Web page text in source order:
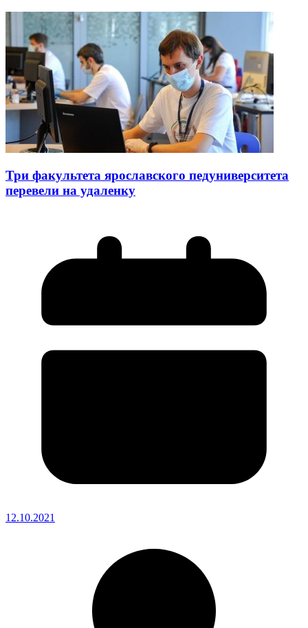
Три факультета ярославского педуниверситета
перевели на удаленку
12.10.2021